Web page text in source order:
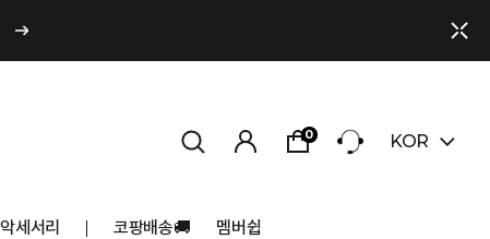
0 KOR
악세서리 코팡배송🚚 멤버쉽